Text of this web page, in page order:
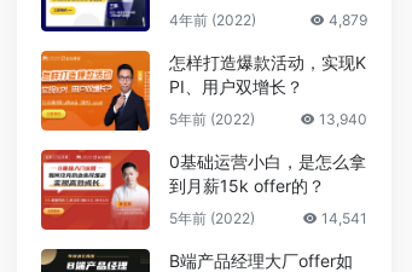
效的B端产品
4年前 (2022) 4,879
怎样打造爆款活动，实现K
PI、用户双增长？
5年前 (2022) 13,940
0基础运营小白，是怎么拿
到月薪15k offer的？
5年前 (2022) 14,541
B端产品经理大厂offer如